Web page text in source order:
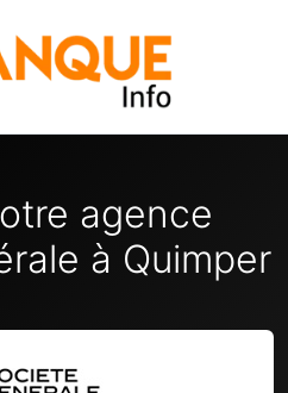
agence
à Quimper